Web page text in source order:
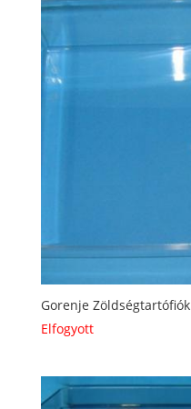
Gorenje Zöldségtartófiók
Elfogyott